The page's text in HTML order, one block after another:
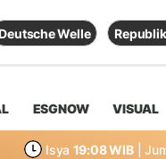
Deutsche Welle
ESGNOW VISUAL
Isya 19:08 WIB |